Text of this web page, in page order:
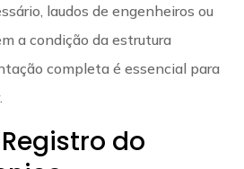
laudos de engenheiros ou
a condição da estrutura
completa é essencial para
do